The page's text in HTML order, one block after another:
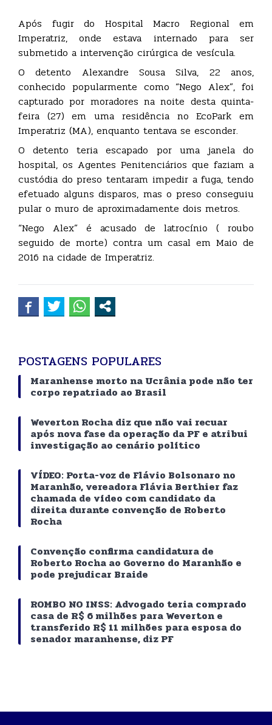
Após fugir do Hospital Macro Regional em
Imperatriz, onde estava internado para ser
submetido a intervenção cirúrgica de vesícula.
O detento Alexandre Sousa Silva, 22 anos,
conhecido popularmente como “Nego Alex”, foi
capturado por moradores na noite desta quinta-
feira (27) em uma residência no EcoPark em
Imperatriz (MA), enquanto tentava se esconder.
O detento teria escapado por uma janela do
hospital, os Agentes Penitenciários que faziam a
custódia do preso tentaram impedir a fuga, tendo
efetuado alguns disparos, mas o preso conseguiu
pular o muro de aproximadamente dois metros.
“Nego Alex” é acusado de latrocínio ( roubo
seguido de morte) contra um casal em Maio de
2016 na cidade de Imperatriz.
POSTAGENS POPULARES
Maranhense morto na Ucrânia pode não ter
corpo repatriado ao Brasil
Weverton Rocha diz que não vai recuar
após nova fase da operação da PF e atribui
investigação ao cenário político
VÍDEO: Porta-voz de Flávio Bolsonaro no
Maranhão, vereadora Flávia Berthier faz
chamada de vídeo com candidato da
direita durante convenção de Roberto
Rocha
Convenção confirma candidatura de
Roberto Rocha ao Governo do Maranhão e
pode prejudicar Braide
ROMBO NO INSS: Advogado teria comprado
casa de R$ 6 milhões para Weverton e
transferido R$ 11 milhões para esposa do
senador maranhense, diz PF